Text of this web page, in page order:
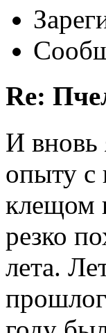
Re:
И вновь
опыту с
клещом
резко
лета.